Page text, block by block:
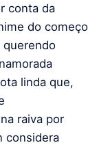
conta da
do começo
querendo
linda que,
raiva por
considera